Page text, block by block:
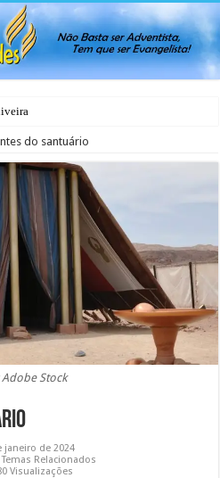
do santuário
Adobe Stock
janeiro de 2024
Relacionados
Visualizações